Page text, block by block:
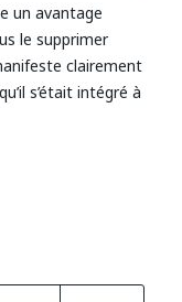
un avantage
le supprimer
clairement
s’était intégré à